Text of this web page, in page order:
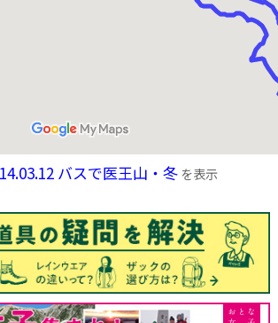
バスで医王山・冬 を表示